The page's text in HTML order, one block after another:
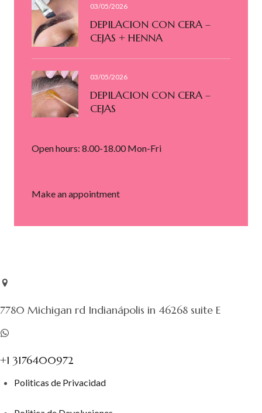
03/05/2026
DEPILACION CON CERA –
CEJAS + HENNA
03/05/2026
DEPILACION CON CERA –
CEJAS
Open hours: 8.00-18.00 Mon-Fri
Make an appointment
7780 Michigan rd Indianápolis in 46268 suite E
+1 3176400972
Politicas de Privacidad